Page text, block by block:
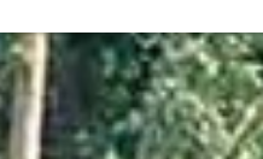
grundlegende
einwandfreie Funktion
Out-Cookie